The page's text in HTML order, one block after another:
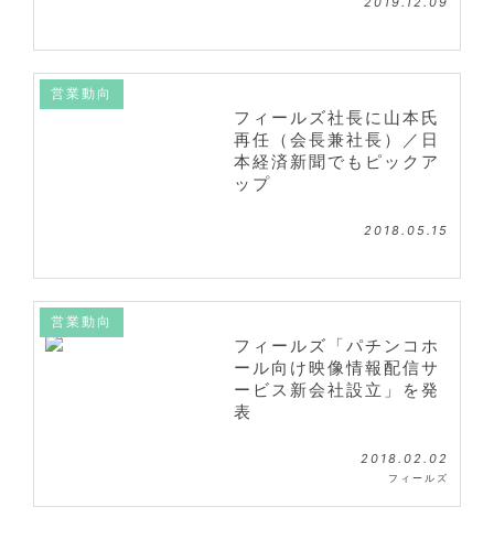
営業動向
フィールズ社長に山本氏
再任（会長兼社長）／日
本経済新聞でもピックア
ップ
2018.05.15
営業動向
フィールズ「パチンコホ
ール向け映像情報配信サ
ービス新会社設立」を発
表
2018.02.02
フィールズ